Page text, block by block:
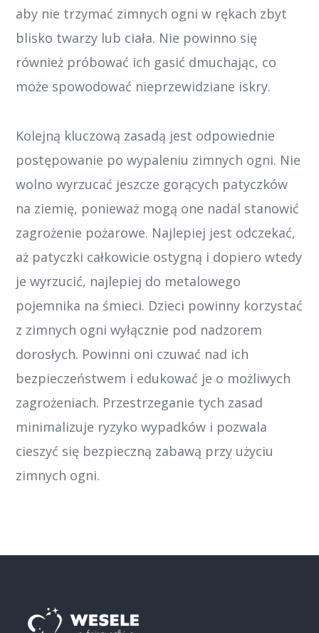
aby nie trzymać zimnych ogni w rękach zbyt
blisko twarzy lub ciała. Nie powinno się
również próbować ich gasić dmuchając, co
może spowodować nieprzewidziane iskry.
Kolejną kluczową zasadą jest odpowiednie
postępowanie po wypaleniu zimnych ogni. Nie
wolno wyrzucać jeszcze gorących patyczków
na ziemię, ponieważ mogą one nadal stanowić
zagrożenie pożarowe. Najlepiej jest odczekać,
aż patyczki całkowicie ostygną i dopiero wtedy
je wyrzucić, najlepiej do metalowego
pojemnika na śmieci. Dzieci powinny korzystać
z zimnych ogni wyłącznie pod nadzorem
dorosłych. Powinni oni czuwać nad ich
bezpieczeństwem i edukować je o możliwych
zagrożeniach. Przestrzeganie tych zasad
minimalizuje ryzyko wypadków i pozwala
cieszyć się bezpieczną zabawą przy użyciu
zimnych ogni.